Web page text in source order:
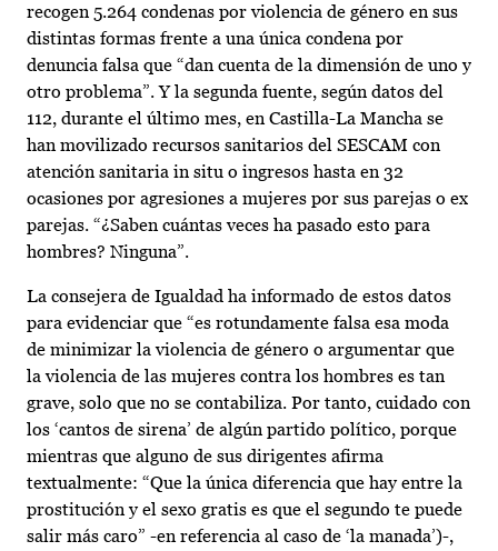
recogen 5.264 condenas por violencia de género en sus
distintas formas frente a una única condena por
denuncia falsa que “dan cuenta de la dimensión de uno y
otro problema”. Y la segunda fuente, según datos del
112, durante el último mes, en Castilla-La Mancha se
han movilizado recursos sanitarios del SESCAM con
atención sanitaria in situ o ingresos hasta en 32
ocasiones por agresiones a mujeres por sus parejas o ex
parejas. “¿Saben cuántas veces ha pasado esto para
hombres? Ninguna”.
La consejera de Igualdad ha informado de estos datos
para evidenciar que “es rotundamente falsa esa moda
de minimizar la violencia de género o argumentar que
la violencia de las mujeres contra los hombres es tan
grave, solo que no se contabiliza. Por tanto, cuidado con
los ‘cantos de sirena’ de algún partido político, porque
mientras que alguno de sus dirigentes afirma
textualmente: “Que la única diferencia que hay entre la
prostitución y el sexo gratis es que el segundo te puede
salir más caro” -en referencia al caso de ‘la manada’)-,